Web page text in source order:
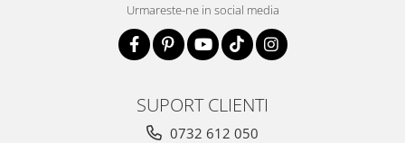
Urmareste-ne in social media
SUPORT CLIENTI
0732 612 050